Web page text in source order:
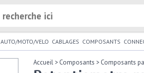
AUTO/MOTO/VELO CABLAGES COMPOSANTS
Accueil > Composants > Composants